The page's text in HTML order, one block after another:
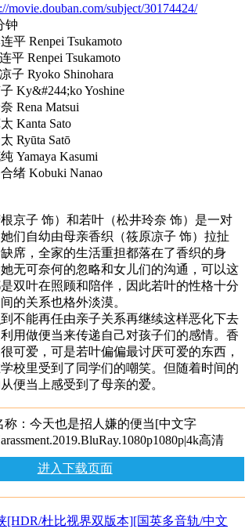
movie.douban.com/subject/30174424/
Tsukamoto
Tsukamoto
Ryoko Shinohara
Yoshine
Matsui
Sato
Satō
Kasumi
Nanao
饰）和若叶（松井玲奈 饰）是一对
们自幼由母亲香织（筱原凉子 饰）拉扯
席，全家的生活重担都落在了香织的身
她无可奈何的忽略和女儿们的沟通，可以这
双叶在照顾和陪伴，因此若叶的性格十分
的关系也格外淡漠。
不能再任由亲子关系再继续这样恶化下去
用做便当来传递自己对孩子们的感情。香
可爱，可是若叶偏偏最讨厌可爱的东西，
校里受到了同学们的嘲笑。但随着时间的
便当上感受到了母亲的爱。
称：今天也是招人嫌的便当[中文字
高清
进入下载页面
[HDR/杜比视界双版本][国英多音轨/中文